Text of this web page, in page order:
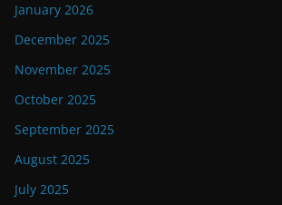
January 2026
December 2025
November 2025
October 2025
September 2025
August 2025
July 2025